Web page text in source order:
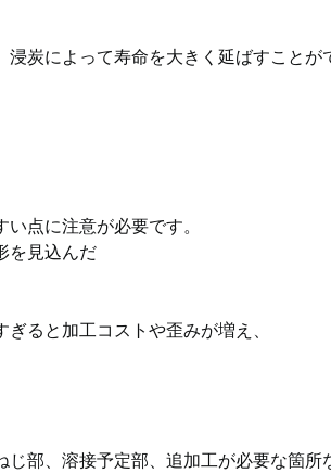
炭によって寿命を大きく延ばすことが
点に注意が必要です。
を見込んだ
ると加工コストや歪みが増え、
部、溶接予定部、追加工が必要な箇所